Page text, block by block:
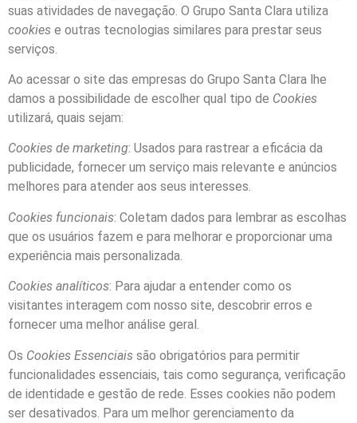
suas atividades de navegação. O Grupo Santa Clara utiliza
cookies e outras tecnologias similares para prestar seus
serviços.
Ao acessar o site das empresas do Grupo Santa Clara lhe
damos a possibilidade de escolher qual tipo de Cookies
utilizará, quais sejam:
Cookies de marketing: Usados para rastrear a eficácia da
publicidade, fornecer um serviço mais relevante e anúncios
melhores para atender aos seus interesses.
Cookies funcionais: Coletam dados para lembrar as escolhas
que os usuários fazem e para melhorar e proporcionar uma
experiência mais personalizada.
Cookies analíticos: Para ajudar a entender como os
visitantes interagem com nosso site, descobrir erros e
fornecer uma melhor análise geral.
Os Cookies Essenciais são obrigatórios para permitir
funcionalidades essenciais, tais como segurança, verificação
de identidade e gestão de rede. Esses cookies não podem
ser desativados. Para um melhor gerenciamento da